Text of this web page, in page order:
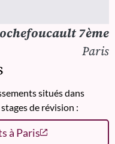
7ème
Paris
situés dans
de révision :
à Paris